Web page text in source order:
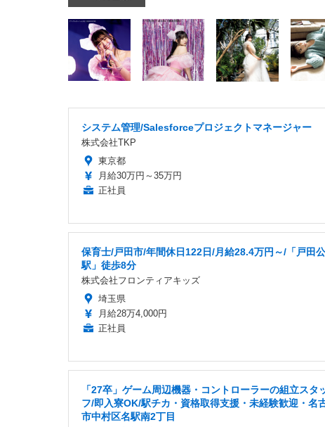
システム管理/Salesforceプロジェクトマネージャー
株式会社TKP
東京都
月給30万円～35万円
正社員
保育士/戸田市/年間休日122日/月給28.4万円～/「戸田
駅」徒歩8分
株式会社フロンティアキッズ
埼玉県
月給28万4,000円
正社員
「27卒」ゲーム周辺機器・コントローラーの組立スタ
フ/即入寮OK/駅チカ・資格取得支援・未経験歓迎・名
市中村区名駅南2丁目